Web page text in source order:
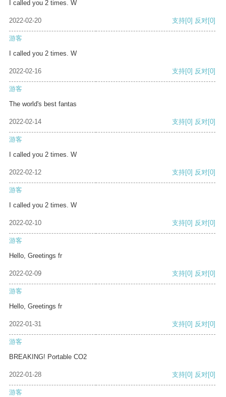
I called you 2 times. W
2022-02-20 支持[0] 反对[0]
游客
I called you 2 times. W
2022-02-16 支持[0] 反对[0]
游客
The world's best fantas
2022-02-14 支持[0] 反对[0]
游客
I called you 2 times. W
2022-02-12 支持[0] 反对[0]
游客
I called you 2 times. W
2022-02-10 支持[0] 反对[0]
游客
Hello, Greetings fr
2022-02-09 支持[0] 反对[0]
游客
Hello, Greetings fr
2022-01-31 支持[0] 反对[0]
游客
BREAKING! Portable CO2
2022-01-28 支持[0] 反对[0]
游客